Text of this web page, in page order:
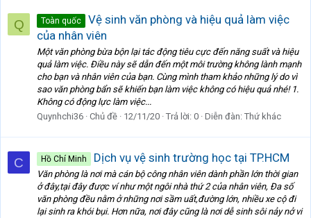
Q Toàn quốc
Vệ sinh văn phòng và hiệu quả làm việc
của nhân viên
Một văn phòng bừa bộn lại tác động tiêu cực đến năng suất và hiệu
quả làm việc. Điều này sẽ dẫn đến một môi trường không lành mạnh
cho bạn và nhân viên của bạn. Cùng mình tham khảo những lý do vì
sao văn phòng bẩn sẽ khiến bạn làm việc không có hiệu quả nhé! 1.
Không có động lực làm việc...
Quynhchi36 Chủ đề 12/11/20 Trả lời: 0 Diễn đàn: Thứ khác
C Hồ Chí Minh Dịch vụ vệ sinh trường học tại TP.HCM
Văn phòng là nơi mà cán bộ công nhân viên dành phần lớn thời gian
ở đây,tại đây được ví như một ngôi nhà thứ 2 của nhân viên, Đa số
văn phòng đều nằm ở những nơi sầm uất,đường lớn, nhiều xe cộ đi
lại sinh ra khói bụi. Hơn nữa, nơi đây cũng là nơi dễ sinh sôi nảy nở vi